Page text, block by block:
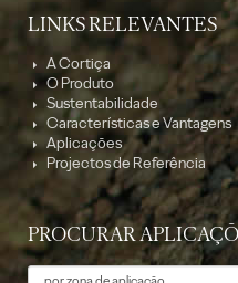
LINKS RELEVANTES
A Cortiça
O Produto
Sustentabilidade
Características e Vantagens
Aplicações
Projectos de Referência
PROCURAR
Tema